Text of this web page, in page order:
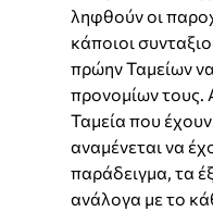
ληφθούν οι
κάποιοι
πρώην Ταμείων
προνομίων τους.
Ταμεία που
αναμένεται να
παράδειγμα, τα
ανάλογα με το